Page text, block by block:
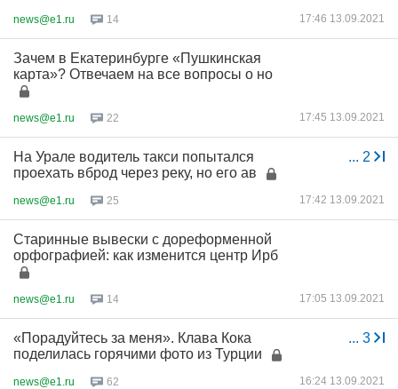
news@e1.ru 14 17:46 13.09.2021
Зачем в Екатеринбурге «Пушкинская
карта»? Отвечаем на все вопросы о но
news@e1.ru 22 17:45 13.09.2021
... 2
На Урале водитель такси попытался
проехать вброд через реку, но его ав
news@e1.ru 25 17:42 13.09.2021
Старинные вывески с дореформенной
орфографией: как изменится центр Ирб
news@e1.ru 14 17:05 13.09.2021
... 3
«Порадуйтесь за меня». Клава Кока
поделилась горячими фото из Турции
news@e1.ru 62 16:24 13.09.2021